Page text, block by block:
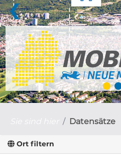
❮
Datensätze
Ort filtern